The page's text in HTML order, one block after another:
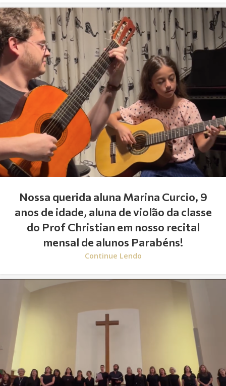
Nossa querida aluna Marina Curcio, 9
anos de idade, aluna de violão da classe
do Prof Christian em nosso recital
mensal de alunos Parabéns!
Continue Lendo